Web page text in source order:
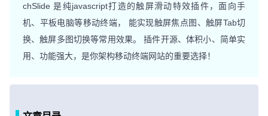
chSlide 是纯javascript打造的触屏滑动特效插件，面向手
机、平板电脑等移动终端， 能实现触屏焦点图、触屏Tab切
换、触屏多图切换等常用效果。 插件开源、体积小、简单实
用、功能强大，是你架构移动终端网站的重要选择！